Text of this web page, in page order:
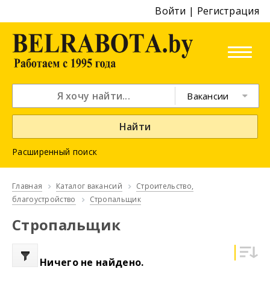
Войти | Регистрация
Вакансии
Найти
Расширенный поиск
Главная Каталог вакансий
Строительство,
благоустройство
Стропальщик
Стропальщик
Ничего не найдено.